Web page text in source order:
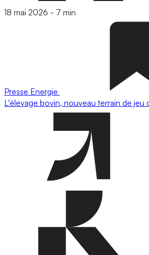
18 mai 2026 - 7 min
Presse Energie
L'élevage bovin, nouveau terrain de jeu